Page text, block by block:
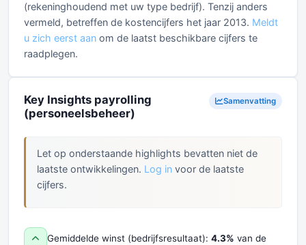
(rekeninghoudend met uw type bedrijf). Tenzij anders
vermeld, betreffen de kostencijfers het jaar 2013. Meldt
u zich eerst aan om de laatst beschikbare cijfers te
raadplegen.
Key Insights payrolling
(personeelsbeheer)
Samenvatting
Let op onderstaande highlights bevatten niet de
laatste ontwikkelingen. Log in voor de laatste
cijfers.
Gemiddelde winst (bedrijfsresultaat): 4.3% van de